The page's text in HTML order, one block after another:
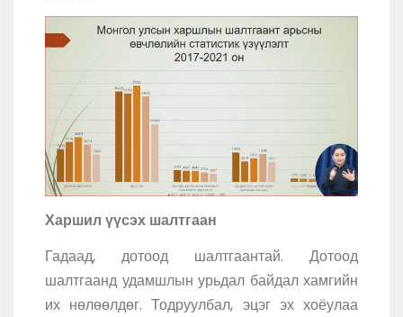
Харшил үүсэх шалтгаан
Гадаад, дотоод шалтгаантай. Дотоод
шалтгаанд удамшлын урьдал байдал хамгийн
их нөлөөлдөг. Тодруулбал, эцэг эх хоёулаа